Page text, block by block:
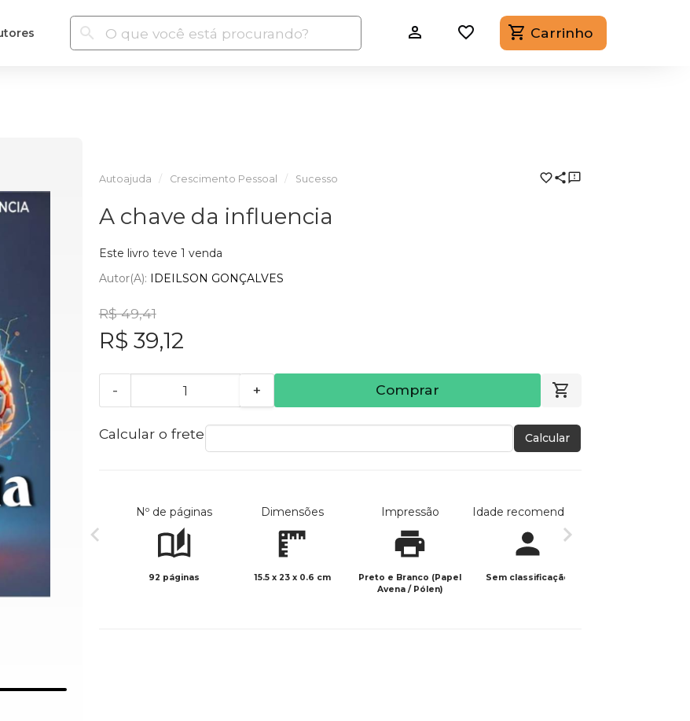
Carrinho
Autoajuda Crescimento Pessoal Sucesso
A chave da influencia
Este livro teve 1 venda
Autor(a): IDEILSON GONÇALVES
R$ 49,41
R$ 39,12
- + Comprar
Calcular o frete Calcular
Nº de páginas
92 páginas
Dimensões
15.5 x 23 x 0.6 cm
Impressão
Preto e Branco (Papel
Avena / Pólen)
Idade recomendada
Sem classificação